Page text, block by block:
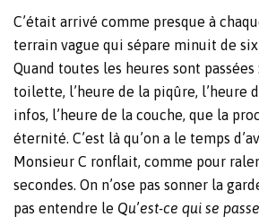
C’était arrivé comme presque à
terrain vague qui sépare minuit de
Quand toutes les heures sont passées
toilette, l’heure de la piqûre, l’heure
infos, l’heure de la couche, que la
éternité. C’est là qu’on a le temps
Monsieur C ronflait, comme pour
secondes. On n’ose pas sonner la
pas entendre le Qu’est-ce qui se